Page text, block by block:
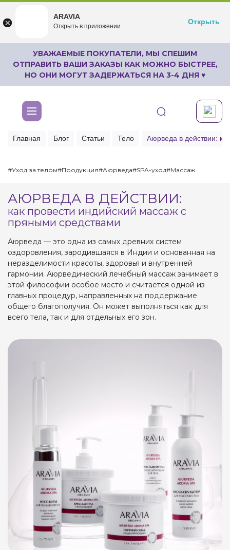
undefined
Бесплатноru.aravia.new
Открыть
УВАЖАЕМЫЕ ПОКУПАТЕЛИ, МЫ СПЕШИМ
ОТПРАВИТЬ ВАШИ ЗАКАЗЫ КАК МОЖНО БЫСТРЕЕ,
НО ОНИ МОГУТ ЗАДЕРЖАТЬСЯ НА 3-4 ДНЯ ♥
Главная Блог Статьи Тело Аюрведа в действии:
#Уход за телом#Продукция#Аюрведа#SPA-уход#Массаж
АЮРВЕДА В ДЕЙСТВИИ:
как провести индийский массаж с
пряными средствами
Аюрведа — это одна из самых древних систем
оздоровления, зародившаяся в Индии и основанная на
неразделимости красоты, здоровья и внутренней
гармонии. Аюрведический лечебный массаж занимает в
этой философии особое место и считается одной из
главных процедур, направленных на поддержание
общего благополучия. Он может выполняться как для
всего тела, так и для отдельных его зон.
ARAVIA
Открыть в приложении
Открыть